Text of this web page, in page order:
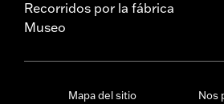
Recorridos por la fábrica
Museo
Mapa del sitio
Nos